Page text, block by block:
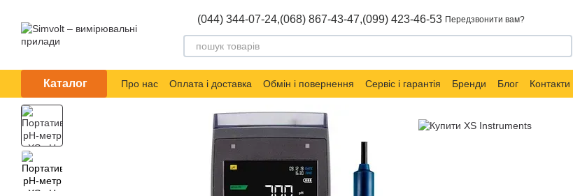
(044) 344-07-24,(068) 867-43-47,(099) 423-46-53 Передзвонити вам?
Каталог Про нас Оплата і доставка Обмін і повернення Сервіс і гарантія Бренди Блог Контакти